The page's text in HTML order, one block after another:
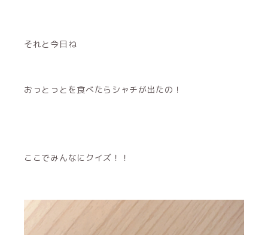
それと今日ね
おっとっとを食べたらシャチが出たの！
ここでみんなに クイズ！！